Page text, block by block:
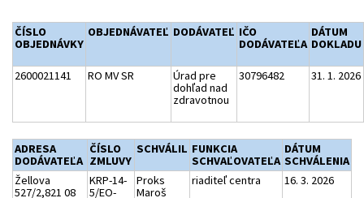
ČÍSLO
OBJEDNÁVKY
OBJEDNÁVATEĽ DODÁVATEĽ IČO
DODÁVATEĽA
DÁTUM
DOKLADU
2600021141 RO MV SR
Úrad pre
dohľad nad
zdravotnou
30796482 31. 1. 2026
ADRESA
DODÁVATEĽA
ČÍSLO
ZMLUVY
SCHVÁLIL FUNKCIA
SCHVAĽOVATEĽA
DÁTUM
SCHVÁLENIA
Žellova
527/2,821 08
KRP-14-
5/EO-
Proks
Maroš
riaditeľ centra 16. 3. 2026